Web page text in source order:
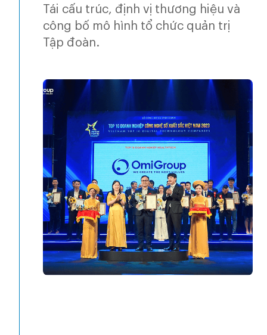
Tái cấu trúc, định vị thương hiệu và
công bố mô hình tổ chức quản trị
Tập đoàn.